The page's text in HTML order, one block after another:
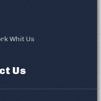
Whit Us
Us